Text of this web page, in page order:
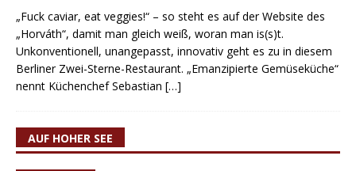
„Fuck caviar, eat veggies!“ – so steht es auf der Website des
„Horváth“, damit man gleich weiß, woran man is(s)t.
Unkonventionell, unangepasst, innovativ geht es zu in diesem
Berliner Zwei-Sterne-Restaurant. „Emanzipierte Gemüseküche“
nennt Küchenchef Sebastian […]
AUF HOHER SEE